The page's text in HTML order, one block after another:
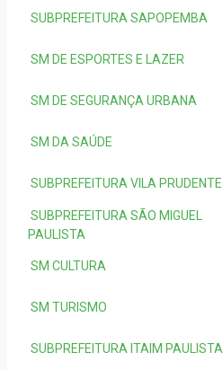
SUBPREFEITURA SAPOPEMBA
SM DE ESPORTES E LAZER
SM DE SEGURANÇA URBANA
SM DA SAÚDE
SUBPREFEITURA VILA PRUDENTE
SUBPREFEITURA SÃO MIGUEL
PAULISTA
SM CULTURA
SM TURISMO
SUBPREFEITURA ITAIM PAULISTA